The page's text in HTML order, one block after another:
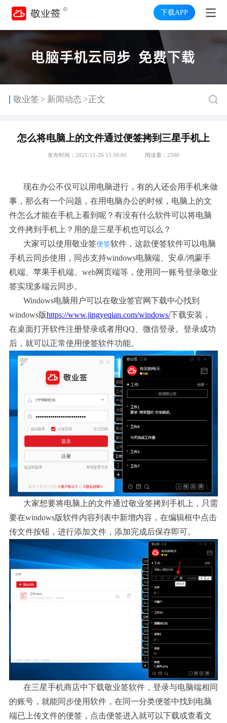
下载APP
敬业签 > 新闻动态 >正文
怎么将电脑上的文件通过便签拷到三星手机上
发布时间：2021-11-26 13:30:00 阅读量：2500
现在办公不仅可以用电脑进行，有的人还会用手机来做
事，那么有一个问题，在用电脑办公的时候，电脑上的文
件怎么才能在手机上看到呢？有没有什么软件可以将电脑
文件拷到手机上？用的是三星手机也可以么？
大家可以使用敬业签便签软件，这款便签软件可以电脑
手机云同步使用，同步支持windows电脑端、安卓/鸿蒙手
机端、苹果手机端、web网页端等，使用同一账号登录敬业
签实现多端云同步。
Windows电脑用户可以在敬业签官网下载中心找到
windows版https://www.jingyeqian.com/windows/下载安装，
在桌面打开软件注册登录或者用QQ、微信登录。登录成功
后，就可以正常使用便签软件功能。
大家想要将电脑上的文件通过敬业签拷到手机上，只需
要在windows版软件内容列表中新增内容，在编辑框中点击
传文件按钮，进行添加文件，添加完成后保存即可。
在三星手机商店中下载敬业签软件，登录与电脑端相同
的账号，就能同步使用软件，在同一分类便签中找到电脑
端已上传文件的便签，点击便签进入就可以下载或查看文